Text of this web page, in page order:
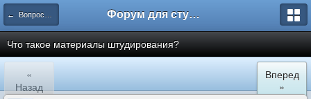
← Вопросы и ответы Форум для студента СГА
Что такое материалы штудирования?
«
Назад
Вперед
»